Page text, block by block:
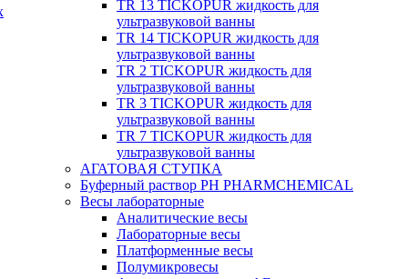
TR 13 TICKOPUR жидкость для
ультразвуковой ванны
TR 14 TICKOPUR жидкость для
ультразвуковой ванны
TR 2 TICKOPUR жидкость для
ультразвуковой ванны
TR 3 TICKOPUR жидкость для
ультразвуковой ванны
TR 7 TICKOPUR жидкость для
ультразвуковой ванны
АГАТОВАЯ СТУПКА
Буферный раствор PH PHARMCHEMICAL
Весы лабораторные
Аналитические весы
Лабораторные весы
Платформенные весы
Полумикровесы